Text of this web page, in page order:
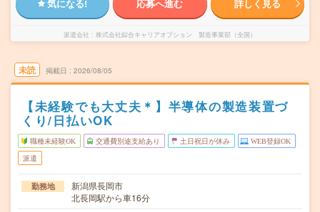
気になる! 応募へ進む 詳しく見る
派遣会社 株式会社綜合キャリアオプション 製造事業部（全国）
未読 掲載日 2026/08/05
【未経験でも大丈夫＊】半導体の製造装置づ
くり/日払いOK
職種未経験OK 交通費別途支給あり 土日祝日が休み WEB登録OK
派遣
勤務地
新潟県長岡市
北長岡駅から車16分